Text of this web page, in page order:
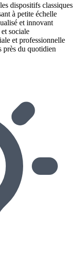
dispositifs classiques
à petite échelle
et innovant
sociale
et professionnelle
près du quotidien